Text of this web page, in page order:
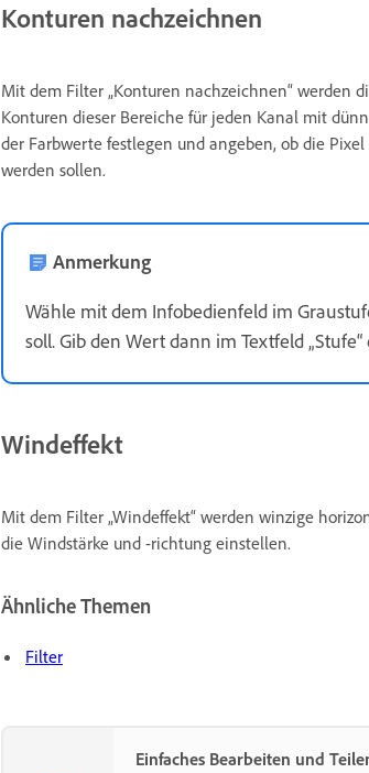
Konturen nachzeichnen
Mit dem Filter „Konturen nachzeichnen“ werden
Konturen dieser Bereiche für jeden Kanal mit
der Farbwerte festlegen und angeben, ob die
werden sollen.
Anmerkung
Wähle mit dem Infobedienfeld im
soll. Gib den Wert dann im Textfeld „Stufe“
Windeffekt
Mit dem Filter „Windeffekt“ werden winzige
die Windstärke und -richtung einstellen.
Ähnliche Themen
Filter
Einfaches Bearbeiten und